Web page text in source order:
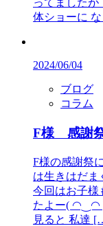
ってました
体ショーに
2024/06/04
ブログ
コラム
F様 感謝
F様の感謝祭
は生きはだま
今回はお子様
たよー( ◠‿◠
見ると 私達